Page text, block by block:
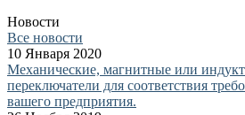
Новости
Все новости
10 Января 2020
Механические, магнитные или
переключатели для соответствия
вашего предприятия.